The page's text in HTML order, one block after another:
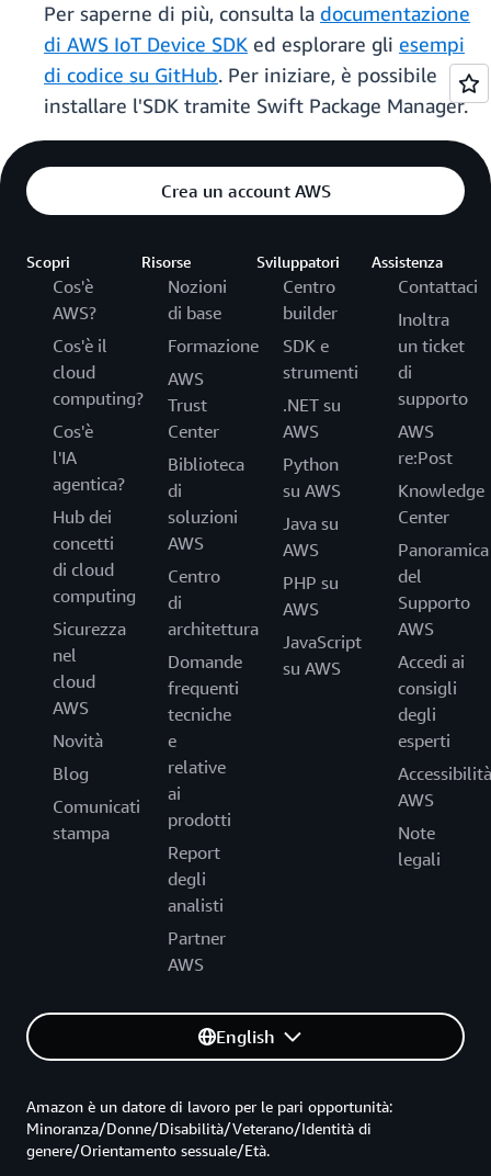
Per saperne di più, consulta la documentazione
di AWS IoT Device SDK ed esplorare gli esempi
di codice su GitHub. Per iniziare, è possibile
installare l'SDK tramite Swift Package Manager.
Crea un account AWS
Scopri
Cos'è
AWS?
Cos'è il
cloud
computing?
Cos'è
l'IA
agentica?
Hub dei
concetti
di cloud
computing
Sicurezza
nel
cloud
AWS
Novità
Blog
Comunicati
stampa
Risorse
Nozioni
di base
Formazione
AWS
Trust
Center
Biblioteca
di
soluzioni
AWS
Centro
di
architettura
Domande
frequenti
tecniche
e
relative
ai
prodotti
Report
degli
analisti
Partner
AWS
Sviluppatori
Centro
builder
SDK e
strumenti
.NET su
AWS
Python
su AWS
Java su
AWS
PHP su
AWS
JavaScript
su AWS
Assistenza
Contattaci
Inoltra
un ticket
di
supporto
AWS
re:Post
Knowledge
Center
Panoramica
del
Supporto
AWS
Accedi ai
consigli
degli
esperti
Accessibilità
AWS
Note
legali
English
Amazon è un datore di lavoro per le pari opportunità:
Minoranza/Donne/Disabilità/Veterano/Identità di
genere/Orientamento sessuale/Età.